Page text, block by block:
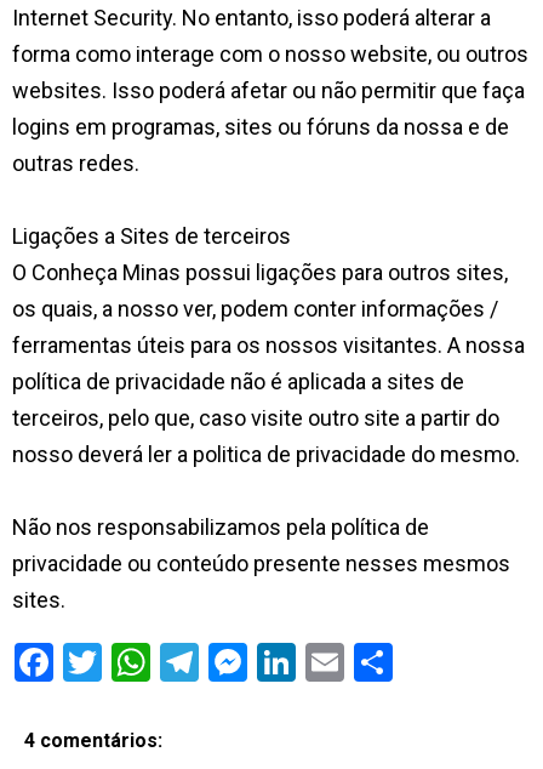
Internet Security. No entanto, isso poderá alterar a
forma como interage com o nosso website, ou outros
websites. Isso poderá afetar ou não permitir que faça
logins em programas, sites ou fóruns da nossa e de
outras redes.
Ligações a Sites de terceiros
O Conheça Minas possui ligações para outros sites,
os quais, a nosso ver, podem conter informações /
ferramentas úteis para os nossos visitantes. A nossa
política de privacidade não é aplicada a sites de
terceiros, pelo que, caso visite outro site a partir do
nosso deverá ler a politica de privacidade do mesmo.
Não nos responsabilizamos pela política de
privacidade ou conteúdo presente nesses mesmos
sites.
4 comentários: